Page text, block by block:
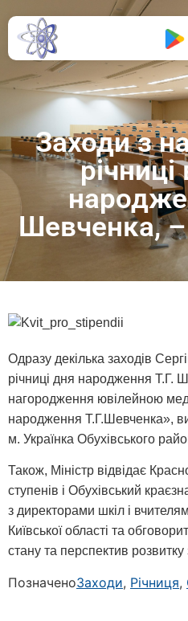
Заходи з
Шевченка, –
Одразу декілька заходів
річниці дня народження Т.Г.
нагородження ювілейною
народження Т.Г.Шевченка»,
м. Українка Обухівського
Також, Міністр відвідає
ступенів і Обухівський
з директорами шкіл і
Київської області та
стану та перспектив розвитку
ПозначеноЗаходи, Річниця,